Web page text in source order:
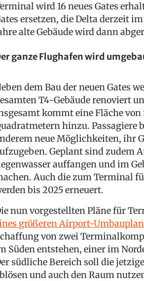
wird 16 neues Gates
ersetzen, die Delta derzeit
alte Gebäude wird dann
ganze Flughafen wird
dem Bau der neuen Gates
T4-Gebäude renoviert
kommt eine Fläche
hinzu. Passagiere
neue Möglichkeiten, ihr
Geplant sind zudem
auffangen und im
Auch die zum Terminal
bis 2025 erneuert.
nun vorgestellten Pläne für
größeren Airport-
von zwei
Süden entstehen, einer im
südliche Bereich soll die
und auch den Raum